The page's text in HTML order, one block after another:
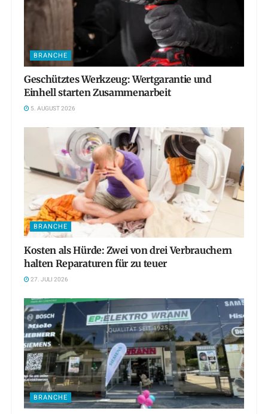
BRANCHE
Geschütztes Werkzeug: Wertgarantie und
Einhell starten Zusammenarbeit
5. AUGUST 2026
BRANCHE
Kosten als Hürde: Zwei von drei Verbrauchern
halten Reparaturen für zu teuer
27. JULI 2026
BRANCHE